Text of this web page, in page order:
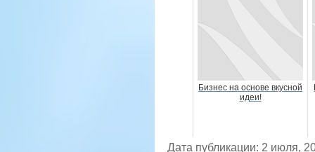
Бизнес на основе вкусной
идеи!
Дата публикации: 2 июля,